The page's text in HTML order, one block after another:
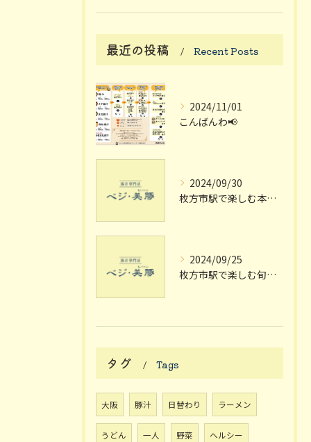
最近の投稿 Recent Posts
2024/11/01
こんばんわ📢
2024/09/30
枚方市駅で楽しむ本格豚汁の魅力
2024/09/25
枚方市駅で楽しむ旬の豚汁定食
タグ Tags
大阪 豚汁 日替わり ラーメン
うどん 一人 野菜 ヘルシー